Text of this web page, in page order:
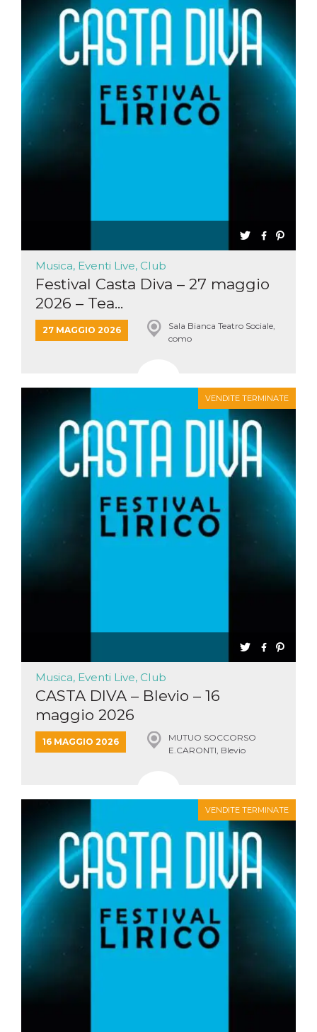
Musica, Eventi Live, Club
Festival Casta Diva – 27 maggio
2026 – Tea...
27 MAGGIO 2026
Sala Bianca Teatro Sociale,
como
VENDITE TERMINATE
Musica, Eventi Live, Club
CASTA DIVA – Blevio – 16
maggio 2026
16 MAGGIO 2026
MUTUO SOCCORSO
E.CARONTI, Blevio
VENDITE TERMINATE